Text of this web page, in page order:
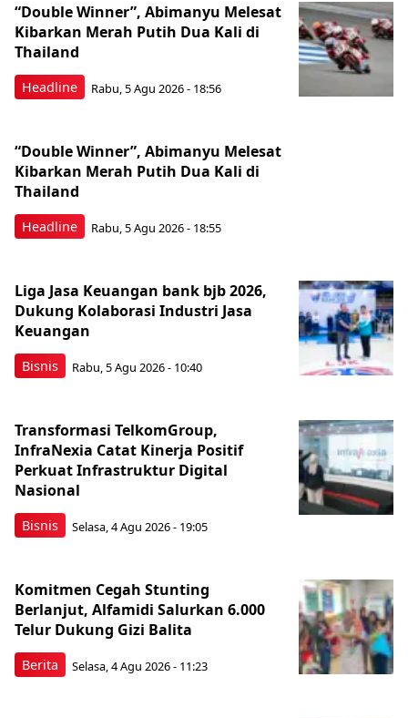
Headline
“Double Winner”, Abimanyu Melesat
Kibarkan Merah Putih Dua Kali di
Thailand
Rabu, 5 Agu 2026 - 18:56
Headline
“Double Winner”, Abimanyu Melesat
Kibarkan Merah Putih Dua Kali di
Thailand
Rabu, 5 Agu 2026 - 18:55
Bisnis
Liga Jasa Keuangan bank bjb 2026,
Dukung Kolaborasi Industri Jasa
Keuangan
Rabu, 5 Agu 2026 - 10:40
Bisnis
Transformasi TelkomGroup,
InfraNexia Catat Kinerja Positif
Perkuat Infrastruktur Digital
Nasional
Selasa, 4 Agu 2026 - 19:05
Berita
Komitmen Cegah Stunting
Berlanjut, Alfamidi Salurkan 6.000
Telur Dukung Gizi Balita
Selasa, 4 Agu 2026 - 11:23